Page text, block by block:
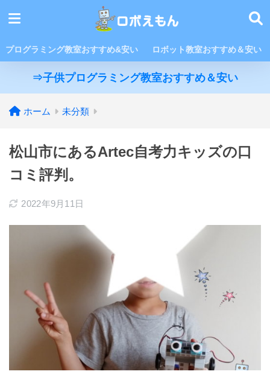
プログラミング教室おすすめ&安い ロボット教室おすすめ＆安い
⇒子供プログラミング教室おすすめ＆安い
ホーム 未分類
松山市にあるArtec自考力キッズの口
コミ評判。
2022年9月11日